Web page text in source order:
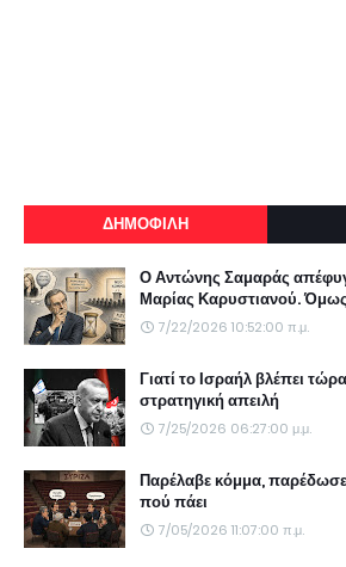
ΔΗΜΟΦΙΛΗ
Ο Αντώνης Σαμαράς
Μαρίας Καρυστιανού.
7/22/2026 10:52:00 π.μ.
Γιατί το Ισραήλ βλέπει
στρατηγική απειλή
7/25/2026 06:27:00 μ.μ.
Παρέλαβε κόμμα,
πού πάει
7/05/2026 11:07:00 π.μ.